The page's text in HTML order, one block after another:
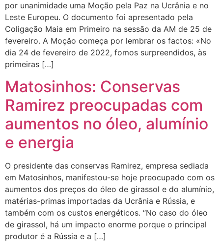
por unanimidade uma Moção pela Paz na Ucrânia e no
Leste Europeu. O documento foi apresentado pela
Coligação Maia em Primeiro na sessão da AM de 25 de
fevereiro. A Moção começa por lembrar os factos: «No
dia 24 de fevereiro de 2022, fomos surpreendidos, às
primeiras […]
Matosinhos: Conservas
Ramirez preocupadas com
aumentos no óleo, alumínio
e energia
O presidente das conservas Ramirez, empresa sediada
em Matosinhos, manifestou-se hoje preocupado com os
aumentos dos preços do óleo de girassol e do alumínio,
matérias-primas importadas da Ucrânia e Rússia, e
também com os custos energéticos. “No caso do óleo
de girassol, há um impacto enorme porque o principal
produtor é a Rússia e a […]